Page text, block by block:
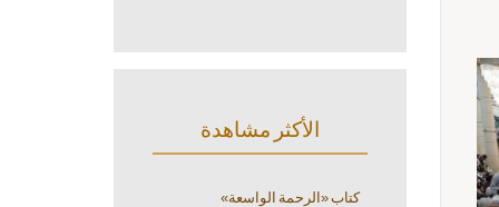
الأكثر مشاهدة
كتاب «الرحمة الواسعة»